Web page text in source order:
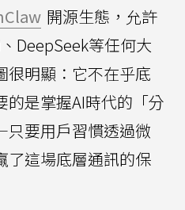
開源生態，允許
DeepSeek等任何大
很明顯：它不在乎底
的是掌握AI時代的「分
要用戶習慣透過微
了這場底層通訊的保